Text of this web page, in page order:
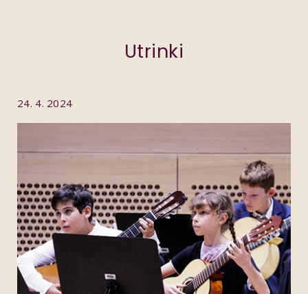
Utrinki
24. 4. 2024